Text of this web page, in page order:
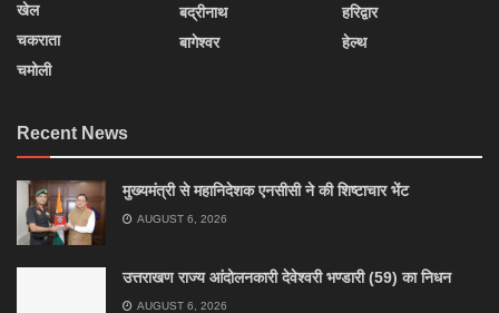
खेल
चकराता
चमोली
बद्रीनाथ
बागेश्वर
हरिद्वार
हेल्थ
Recent News
मुख्यमंत्री से महानिदेशक एनसीसी ने की शिष्टाचार भेंट
AUGUST 6, 2026
उत्तराखण राज्य आंदोलनकारी देवेश्वरी भण्डारी (59) का निधन
AUGUST 6, 2026